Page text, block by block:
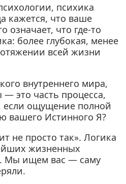
психика
кажется, что ваше
означает, что где-то
более глубокая, менее
всей жизни
внутреннего мира,
— это часть процесса,
если ощущение полной
вашего Истинного Я?
не просто так». Логика
жизненных
Мы ищем вас — саму